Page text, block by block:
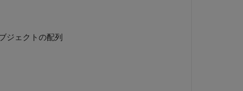
ジェクトの配列